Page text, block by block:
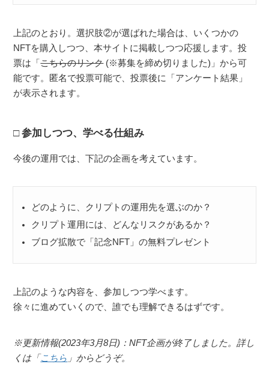
上記のとおり。選択肢②が選ばれた場合は、いくつかの
NFTを購入しつつ、本サイトに掲載しつつ応援します。投
票は「こちらのリンク(※募集を締め切りました)」から可
能です。匿名で投票可能で、投票後に「アンケート結果」
が表示されます。
参加しつつ、学べる仕組み
今後の運用では、下記の企画を考えています。
どのように、クリプトの運用先を選ぶのか？
クリプト運用には、どんなリスクがあるか？
ブログ拡散で「記念NFT」の無料プレゼント
上記のような内容を、参加しつつ学べます。
徐々に進めていくので、誰でも理解できるはずです。
※更新情報(2023年3月8日)：NFT企画が終了しました。詳し
くは「こちら 」からどうぞ。